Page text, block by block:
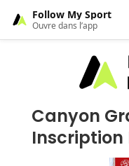
Canyon
Inscription
Follow My Sport
Ouvre dans l’app